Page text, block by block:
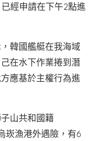
經申請在下午2點進
韓國艦艇在我海域
在水下作業捲到潛
應基於主權行為進
山共和國籍
崁漁港外遇險，有6